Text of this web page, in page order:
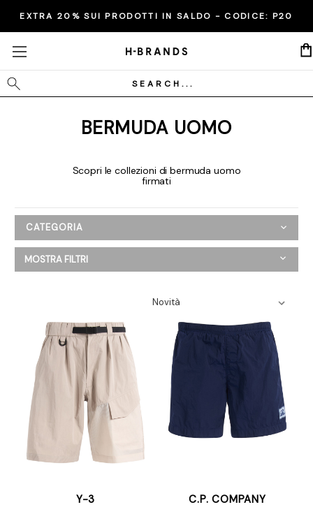
EXTRA 20% SUI PRODOTTI IN SALDO - CODICE: P20
Cerca
BERMUDA UOMO
Scopri le collezioni di bermuda uomo
firmati
CATEGORIA
Uomo
Felpe
Giacche e Blazer
Maglieria
Pantaloni e Jeans
Borse
MOSTRA FILTRI
Y-3 C.P. COMPANY